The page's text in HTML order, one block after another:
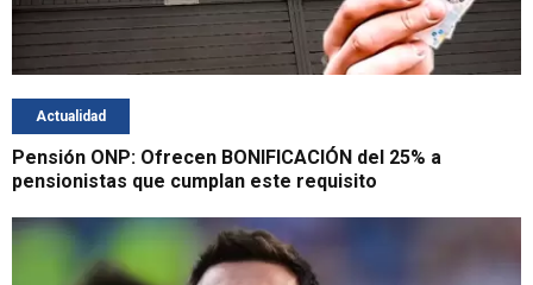
Actualidad
Pensión ONP: Ofrecen BONIFICACIÓN del 25% a
pensionistas que cumplan este requisito